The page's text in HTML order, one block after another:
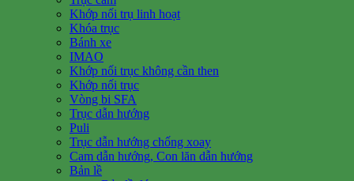
Khớp nối trụ linh hoạt
Khóa trục
Bánh xe
IMAO
Khớp nối trục không cần then
Khớp nối trục
Vòng bi SFA
Trục dẫn hướng
Puli
Trục dẫn hướng chống xoay
Cam dẫn hướng, Con lăn dẫn hướng
Bản lề